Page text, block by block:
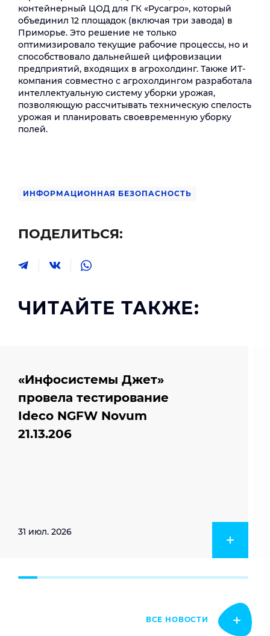
контейнерный ЦОД для ГК «Русагро», который
объединил 12 площадок (включая три завода) в
Приморье. Это решение не только
оптимизировало текущие рабочие процессы, но и
способствовало дальнейшей цифровизации
предприятий, входящих в агрохолдинг. Также ИТ-
компания совместно с агрохолдингом разработала
интеллектуальную систему уборки урожая,
позволяющую рассчитывать техническую спелость
урожая и планировать своевременную уборку
полей.
ИНФОРМАЦИОННАЯ БЕЗОПАСНОСТЬ
ПОДЕЛИТЬСЯ:
ЧИТАЙТЕ ТАКЖЕ:
«Инфосистемы Джет»
провела тестирование
Ideco NGFW Novum
21.13.206
31 июл. 2026
ВСЕ НОВОСТИ